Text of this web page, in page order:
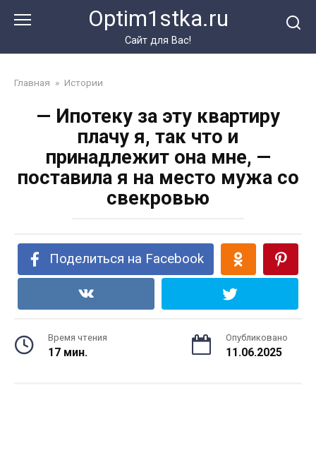
Optim1stka.ru
Сайт для Вас!
Главная » Истории
— Ипотеку за эту квартиру
плачу я, так что и
принадлежит она мне, —
поставила я на место мужа со
свекровью
Поделиться на Facebook
Время чтения
17 мин.
Опубликовано
11.06.2025